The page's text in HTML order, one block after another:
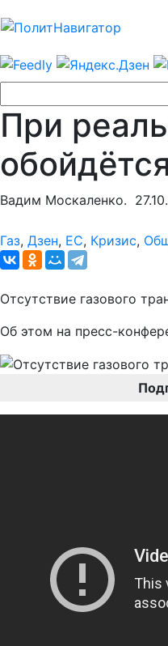
При
Вадим Москаленко.
Газ, Дзен, ЕС, Кризис,
Отсутствие газового
Об этом на пресс-